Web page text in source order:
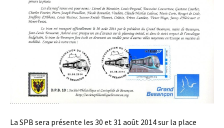
La SPB sera présente les 30 et 31 août 2014 sur la place